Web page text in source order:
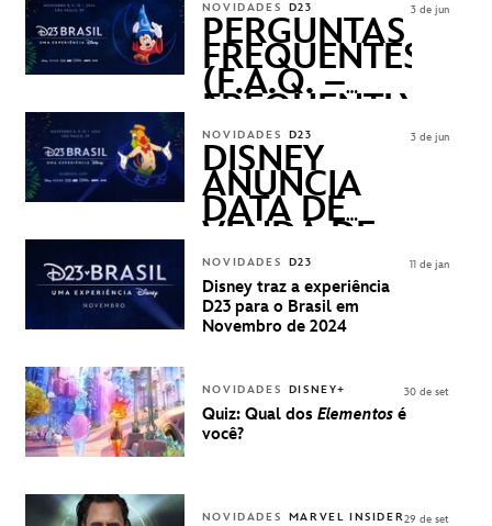
NOVIDADES D23
PERGUNTAS
FREQUENTES
(F.A.Q. –
FREQUENTLY
ASKED
QUESTIONS)
3 de jun
NOVIDADES D23
DISNEY
ANUNCIA
DATA DE
VENDA DE
INGRESSOS
PARA A D23
BRASIL -
UMA
DISNEY
3 de jun
NOVIDADES D23
Disney traz a experiência
D23 para o Brasil em
Novembro de 2024
11 de jan
NOVIDADES DISNEY+
Quiz: Qual dos Elementos é
você?
30 de set
NOVIDADES MARVEL INSIDER29 de set